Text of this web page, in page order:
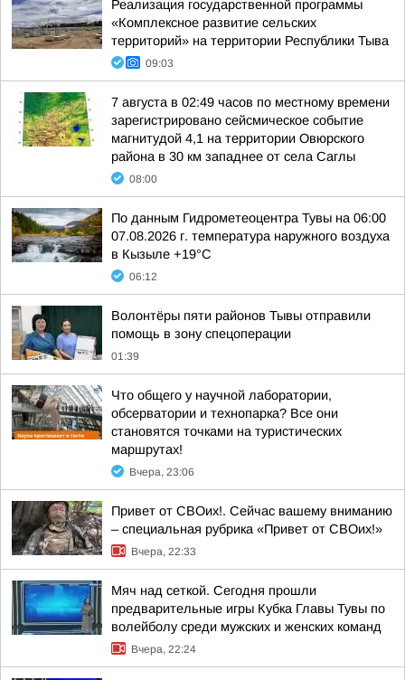
Реализация государственной программы
«Комплексное развитие сельских
территорий» на территории Республики Тыва
09:03
7 августа в 02:49 часов по местному времени
зарегистрировано сейсмическое событие
магнитудой 4,1 на территории Овюрского
района в 30 км западнее от села Саглы
08:00
По данным Гидрометеоцентра Тувы на 06:00
07.08.2026 г. температура наружного воздуха
в Кызыле +19°С
06:12
Волонтёры пяти районов Тывы отправили
помощь в зону спецоперации
01:39
Что общего у научной лаборатории,
обсерватории и технопарка? Все они
становятся точками на туристических
маршрутах!
Вчера, 23:06
Привет от СВОих!. Сейчас вашему вниманию
– специальная рубрика «Привет от СВОих!»
Вчера, 22:33
Мяч над сеткой. Сегодня прошли
предварительные игры Кубка Главы Тувы по
волейболу среди мужских и женских команд
Вчера, 22:24